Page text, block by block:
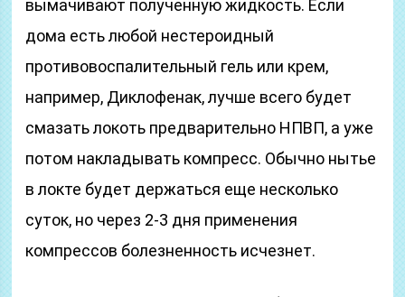
вымачивают полученную жидкость. Если
дома есть любой нестероидный
противовоспалительный гель или крем,
например, Диклофенак, лучше всего будет
смазать локоть предварительно НПВП, а уже
потом накладывать компресс. Обычно нытье
в локте будет держаться еще несколько
суток, но через 2-3 дня применения
компрессов болезненность исчезнет.